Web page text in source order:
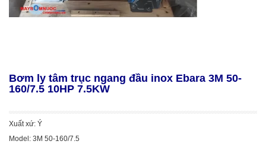
Bơm ly tâm trục ngang đầu inox Ebara 3M 50-
160/7.5 10HP 7.5KW
Xuất xứ: Ý
Model: 3M 50-160/7.5